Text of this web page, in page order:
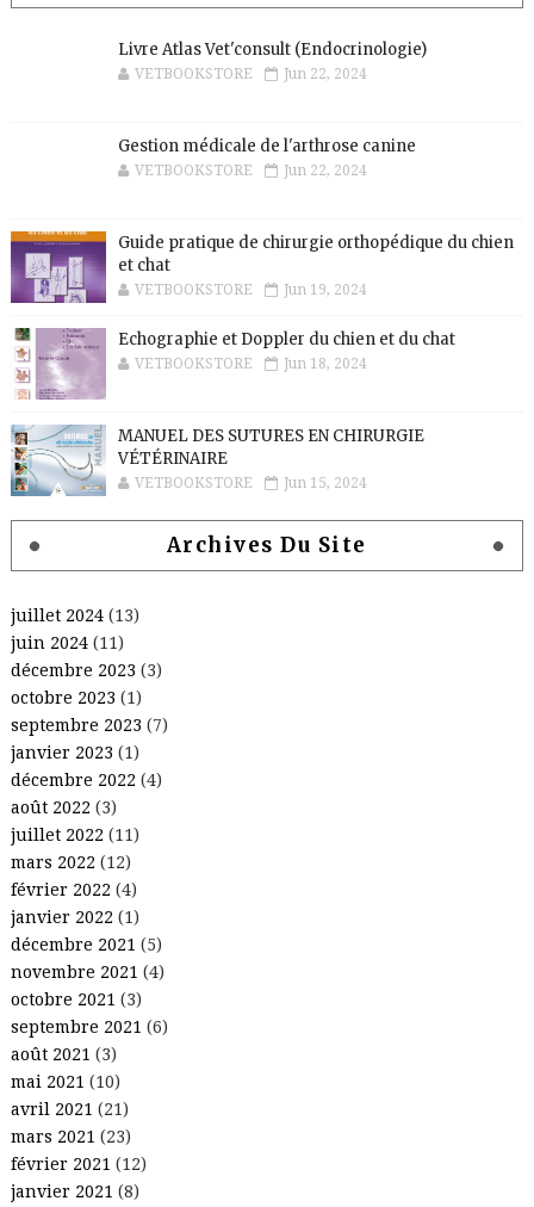
Livre Atlas Vet'consult (Endocrinologie)
VETBOOKSTORE Jun 22, 2024
Gestion médicale de l'arthrose canine
VETBOOKSTORE Jun 22, 2024
Guide pratique de chirurgie orthopédique du chien
et chat
VETBOOKSTORE Jun 19, 2024
Echographie et Doppler du chien et du chat
VETBOOKSTORE Jun 18, 2024
MANUEL DES SUTURES EN CHIRURGIE
VÉTÉRINAIRE
VETBOOKSTORE Jun 15, 2024
Archives Du Site
juillet 2024(13)
juin 2024(11)
décembre 2023 (3)
octobre 2023 (1)
septembre 2023 (7)
janvier 2023 (1)
décembre 2022 (4)
août 2022 (3)
juillet 2022 (11)
mars 2022 (12)
février 2022 (4)
janvier 2022 (1)
décembre 2021 (5)
novembre 2021 (4)
octobre 2021 (3)
septembre 2021 (6)
août 2021 (3)
mai 2021 (10)
avril 2021 (21)
mars 2021 (23)
février 2021 (12)
janvier 2021 (8)